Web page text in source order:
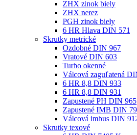
ZHX zinok biely
ZHX nerez
PGH zinok biely
6 HR Hlava DIN 571
Skrutky metrické
Ozdobné DIN 967
Vratové DIN 603
Turbo okenné
Válcová zaguľatená
6 HR 8,8 DIN 933
6 HR 8,8 DIN 931
Zapustené PH DIN 965
Zapustené IMB DIN
Válcová imbus DIN
Skrutky texové